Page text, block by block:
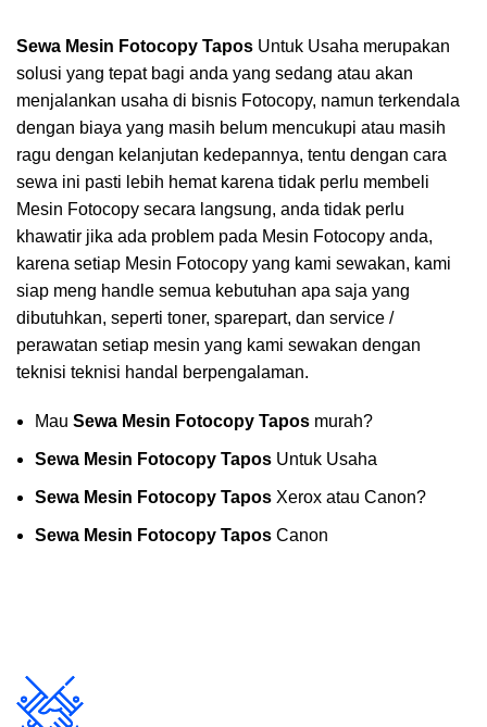
Sewa Mesin Fotocopy Tapos Untuk Usaha merupakan
solusi yang tepat bagi anda yang sedang atau akan
menjalankan usaha di bisnis Fotocopy, namun terkendala
dengan biaya yang masih belum mencukupi atau masih
ragu dengan kelanjutan kedepannya, tentu dengan cara
sewa ini pasti lebih hemat karena tidak perlu membeli
Mesin Fotocopy secara langsung, anda tidak perlu
khawatir jika ada problem pada Mesin Fotocopy anda,
karena setiap Mesin Fotocopy yang kami sewakan, kami
siap meng handle semua kebutuhan apa saja yang
dibutuhkan, seperti toner, sparepart, dan service /
perawatan setiap mesin yang kami sewakan dengan
teknisi teknisi handal berpengalaman.
Mau Sewa Mesin Fotocopy Tapos murah?
Sewa Mesin Fotocopy Tapos Untuk Usaha
Sewa Mesin Fotocopy Tapos Xerox atau Canon?
Sewa Mesin Fotocopy Tapos Canon